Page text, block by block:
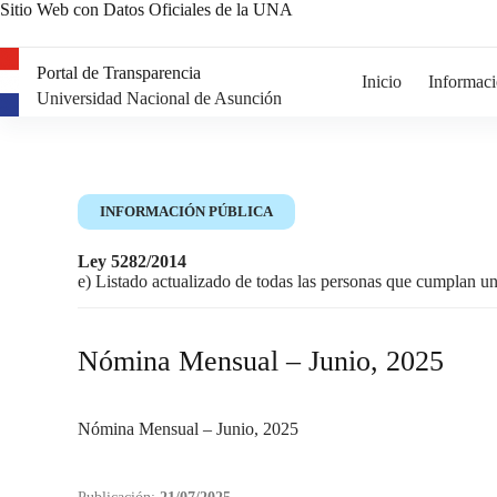
Sitio Web con Datos Oficiales de la UNA
Portal de Transparencia
Universidad Nacional de Asunción
Inicio
INFORMACIÓN PÚBLICA
Ley 5282/2014
e) Listado actualizado de todas las personas que cumplan
Nómina Mensual – Junio, 2025
Nómina Mensual – Junio, 2025